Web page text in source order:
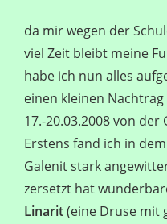
da mir wegen der
viel Zeit bleibt meine
habe ich nun alles
einen kleinen
17.-20.03.2008 von der
Erstens fand ich in
Galenit stark
zersetzt hat
Linarit(eine Druse mit